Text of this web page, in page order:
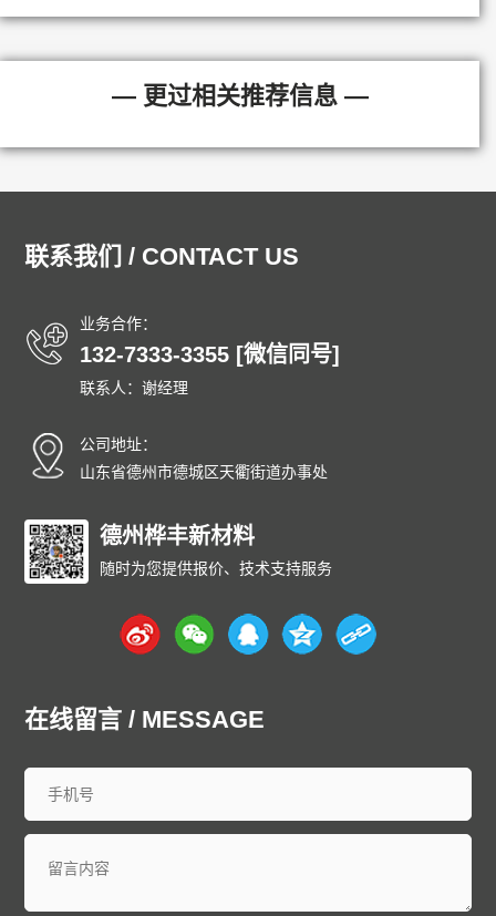
— 更过相关推荐信息 —
联系我们 / CONTACT US
业务合作：
132-7333-3355 [微信同号]
联系人：谢经理
公司地址：
山东省德州市德城区天衢街道办事处
德州桦丰新材料
随时为您提供报价、技术支持服务
在线留言 / MESSAGE